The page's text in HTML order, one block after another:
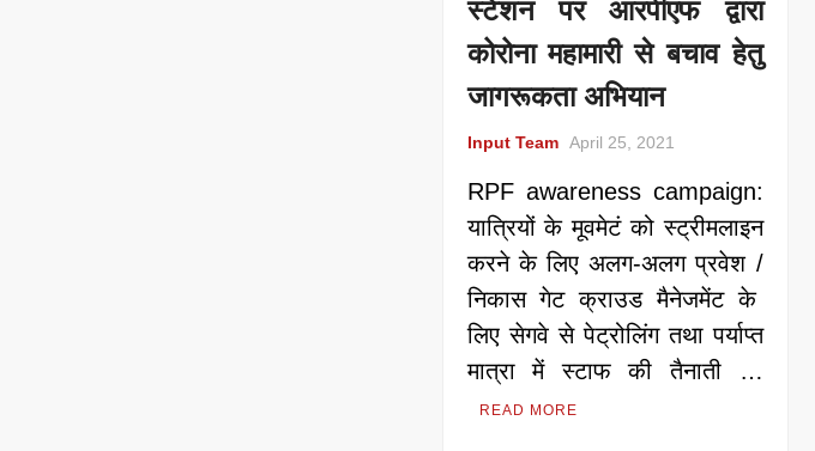
स्टेशन पर आरपीएफ द्वारा
कोरोना महामारी से बचाव हेतु
जागरूकता अभियान
Input Team April 25, 2021
RPF awareness campaign:
यात्रियों के मूवमेटं को स्ट्रीमलाइन
करने के लिए अलग-अलग प्रवेश /
निकास गेट क्राउड मैनेजमेंट के
लिए सेगवे से पेट्रोलिंग तथा पर्याप्त
मात्रा में स्टाफ की तैनाती …
READ MORE